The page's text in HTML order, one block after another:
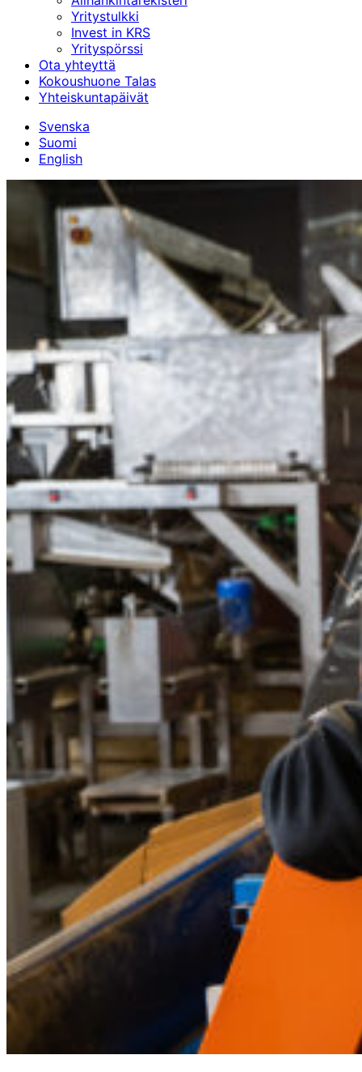
Yritystulkki
Invest in KRS
Yrityspörssi
Ota yhteyttä
Kokoushuone Talas
Yhteiskuntapäivät
Svenska
Suomi
English